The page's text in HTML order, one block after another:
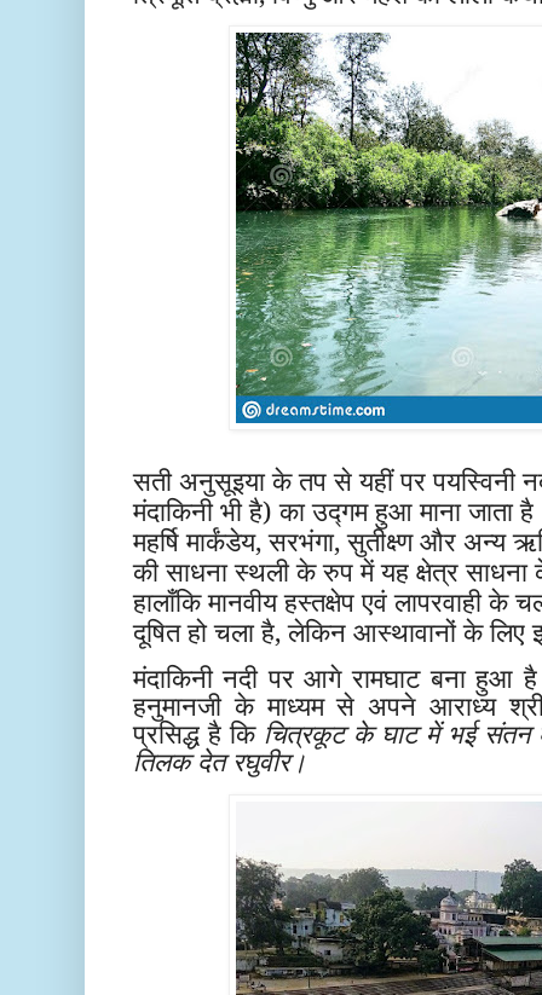
सती अनुसूइया के तप से यहीं पर पयस्विनी
मंदाकिनी भी है) का उद्गम हुआ माना जाता
महर्षि मार्कंडेय, सरभंगा, सुतीक्ष्ण और अन्य
की साधना स्थली के रुप में यह क्षेत्र
हालाँकि मानवीय हस्तक्षेप एवं लापरवाही
दूषित हो चला है, लेकिन आस्थावानों के लिए
मंदाकिनी नदी पर आगे रामघाट बना हुआ
हनुमानजी के माध्यम से अपने आराध्य
प्रसिद्ध है कि चित्रकूट के घाट में भई संतन
तिलक देत रघुवीर।